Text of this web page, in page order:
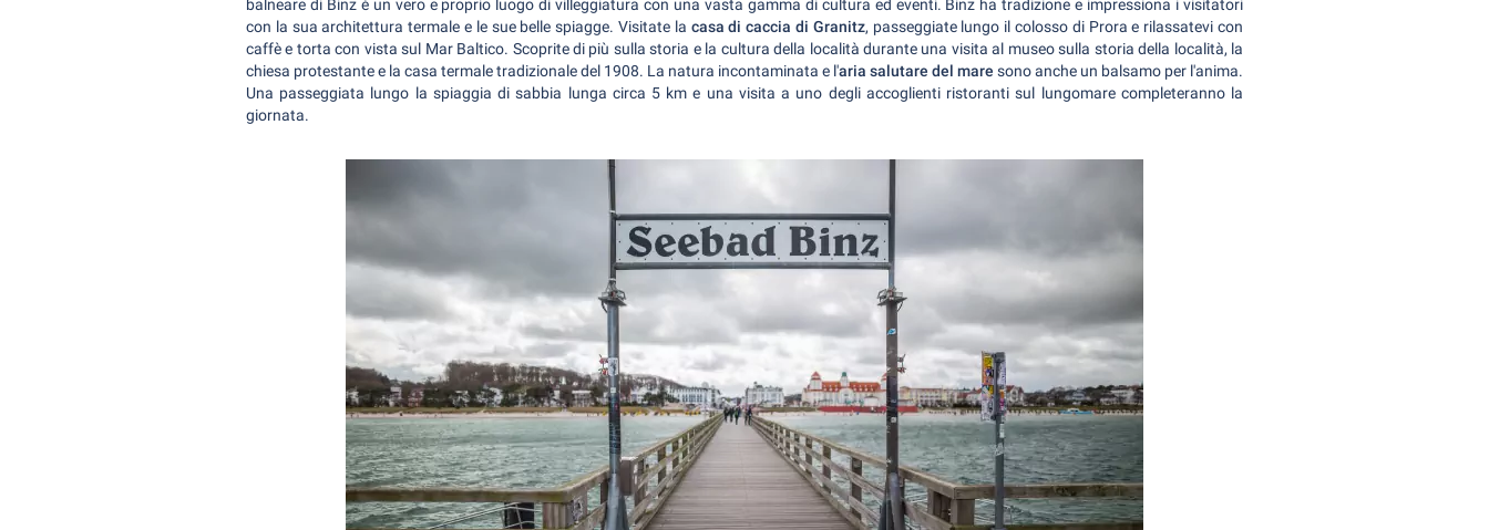
balneare di Binz è un vero e proprio luogo di villeggiatura con una vasta gamma di cultura ed eventi. Binz ha tradizione e impressiona i visitatori
con la sua architettura termale e le sue belle spiagge. Visitate la casa di caccia di Granitz, passeggiate lungo il colosso di Prora e rilassatevi con
caffè e torta con vista sul Mar Baltico. Scoprite di più sulla storia e la cultura della località durante una visita al museo sulla storia della località, la
chiesa protestante e la casa termale tradizionale del 1908. La natura incontaminata e l'aria salutare del mare sono anche un balsamo per l'anima.
Una passeggiata lungo la spiaggia di sabbia lunga circa 5 km e una visita a uno degli accoglienti ristoranti sul lungomare completeranno la
giornata.